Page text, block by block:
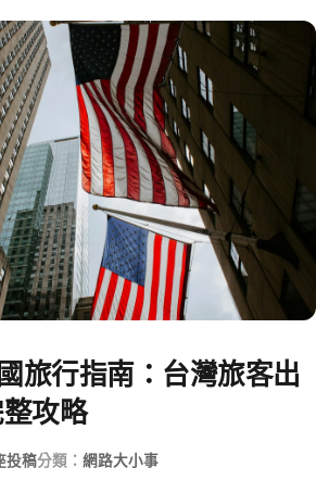
旅行指南：台灣旅客出
攻略
投稿分類： 網路大小事